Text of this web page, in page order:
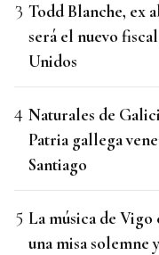
Todd Blanche, ex
será el nuevo
Unidos
Naturales de
Patria gallega
Santiago
La música de
una misa solemne